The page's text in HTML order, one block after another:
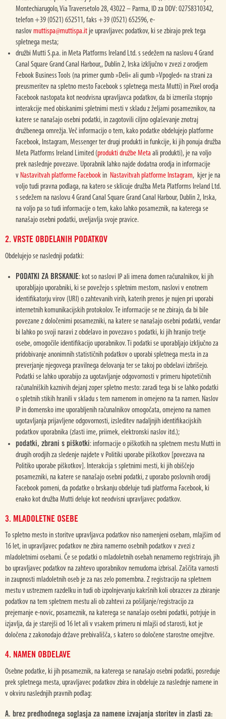
Montechiarugolo, Via Traversetolo 28, 43022 – Parma, ID za DDV: 02758310342,
telefon +39 (0521) 652511, faks +39 (0521) 652596, e-
naslovmuttispa@muttispa.itje upravljavec podatkov, ki se zbirajo prek tega
spletnega mesta;
družbi Mutti S.p.a. in Meta Platforms Ireland Ltd. s sedežem na naslovu 4 Grand
Canal Square Grand Canal Harbour,, Dublin 2, Irska izključno v zvezi z orodjem
Febook Business Tools (na primer gumb »Deli« ali gumb »Vpogled« na strani za
preusmeritev na spletno mesto Facebook s spletnega mesta Mutti) in Pixel orodja
Facebook nastopata kot neodvisna upravljavca podatkov, da bi izmerila stopnjo
interakcije med obiskanimi spletnimi mesti v skladu z željami posameznikov, na
katere se nanašajo osebni podatki, in zagotovili ciljno oglaševanje znotraj
družbenega omrežja. Več informacijo o tem, kako podatke obdelujejo platforme
Facebook, Instagram, Messenger ter drugi produkti in funkcije, ki jih ponuja družba
Meta Platforms Ireland Limited (produkti družbe Meta ali produkti), je na voljo
prek naslednje povezave. Uporabnik lahko najde dodatna orodja in informacije
v Nastavitvah platforme Facebookin Nastavitvah platforme Instagram, kjer je na
voljo tudi pravna podlaga, na katero se sklicuje družba Meta Platforms Ireland Ltd.
s sedežem na naslovu 4 Grand Canal Square Grand Canal Harbour, Dublin 2, Irska,
na voljo pa so tudi informacije o tem, kako lahko posameznik, na katerega se
nanašajo osebni podatki, uveljavlja svoje pravice.
2. VRSTE OBDELANIH PODATKOV
Obdelujejo se naslednji podatki:
PODATKI ZA BRSKANJE: kot so naslovi IP ali imena domen računalnikov, ki jih
uporabljajo uporabniki, ki se povežejo s spletnim mestom, naslovi v enotnem
identifikatorju virov (URI) o zahtevanih virih, katerih prenos je nujen pri uporabi
internetnih komunikacijskih protokolov. Te informacije se ne zbirajo, da bi bile
povezane z določenimi posamezniki, na katere se nanašajo osebni podatki, vendar
bi lahko po svoji naravi z obdelavo in povezavo s podatki, ki jih hranijo tretje
osebe, omogočile identifikacijo uporabnikov. Ti podatki se uporabljajo izključno za
pridobivanje anonimnih statističnih podatkov o uporabi spletnega mesta in za
preverjanje njegovega pravilnega delovanja ter se takoj po obdelavi izbrišejo.
Podatki se lahko uporabijo za ugotavljanje odgovornosti v primeru hipotetičnih
računalniških kaznivih dejanj zoper spletno mesto: zaradi tega bi se lahko podatki
o spletnih stikih hranili v skladu s tem namenom in omejeno na ta namen. Naslov
IP in domensko ime uporabljenih računalnikov omogočata, omejeno na namen
ugotavljanja prijavljene odgovornosti, izsleditev nadaljnjih identifikacijskih
podatkov uporabnika (zlasti ime, priimek, elektronski naslov itd.);
podatki, zbrani s piškotki: informacije o piškotkih na spletnem mestu Mutti in
drugih orodjih za sledenje najdete v Politiki uporabe piškotkov [povezava na
Politiko uporabe piškotkov]. Interakcija s spletnimi mesti, ki jih obiščejo
posamezniki, na katere se nanašajo osebni podatki, z uporabo poslovnih orodij
Facebook pomeni, da podatke o brskanju obdeluje tudi platforma Facebook, ki
enako kot družba Mutti deluje kot neodvisni upravljavec podatkov.
3. MLADOLETNE OSEBE
To spletno mesto in storitve upravljavca podatkov niso namenjeni osebam, mlajšim od
16 let, in upravljavec podatkov ne zbira namerno osebnih podatkov v zvezi z
mladoletnimi osebami. Če se podatki o mladoletnih osebah nenamerno registrirajo, jih
bo upravljavec podatkov na zahtevo uporabnikov nemudoma izbrisal. Zaščita varnosti
in zaupnosti mladoletnih oseb je za nas zelo pomembna. Z registracijo na spletnem
mestu v ustreznem razdelku in tudi ob izpolnjevanju kakršnih koli obrazcev za zbiranje
podatkov na tem spletnem mestu ali ob zahtevi za pošiljanje/registracijo za
prejemanje e-novic, posameznik, na katerega se nanašajo osebni podatki, potrjuje in
izjavlja, da je starejši od 16 let ali v vsakem primeru ni mlajši od starosti, kot je
določena z zakonodajo države prebivališča, s katero so določene starostne omejitve.
4. NAMEN OBDELAVE
Osebne podatke, ki jih posameznik, na katerega se nanašajo osebni podatki, posreduje
prek spletnega mesta, upravljavec podatkov zbira in obdeluje za naslednje namene in
v okviru naslednjih pravnih podlag:
A. brez predhodnega soglasja za namene izvajanja storitev in zlasti za: